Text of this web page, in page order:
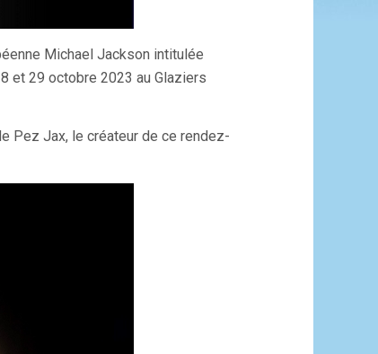
Michael Jackson intitulée
et 29 octobre 2023 au Glaziers
Pez Jax, le créateur de ce rendez-